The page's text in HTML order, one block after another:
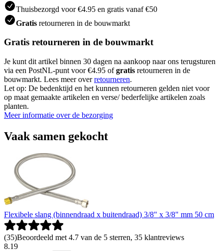
Thuisbezorgd voor €4.95 en gratis vanaf €50
Gratis retourneren in de bouwmarkt
Gratis retourneren in de bouwmarkt
Je kunt dit artikel binnen 30 dagen na aankoop naar ons terugsturen
via een PostNL-punt voor €4.95 ofgratis retourneren in de
bouwmarkt. Lees meer overretourneren.
Let op: De bedenktijd en het kunnen retourneren gelden niet voor
op maat gemaakte artikelen en verse/ bederfelijke artikelen zoals
planten.
Meer informatie over de bezorging
Vaak samen gekocht
Flexibele slang (binnendraad x buitendraad) 3/8" x 3/8" mm 50 cm
(35)Beoordeeld met 4.7 van de 5 sterren, 35 klantreviews
8.19